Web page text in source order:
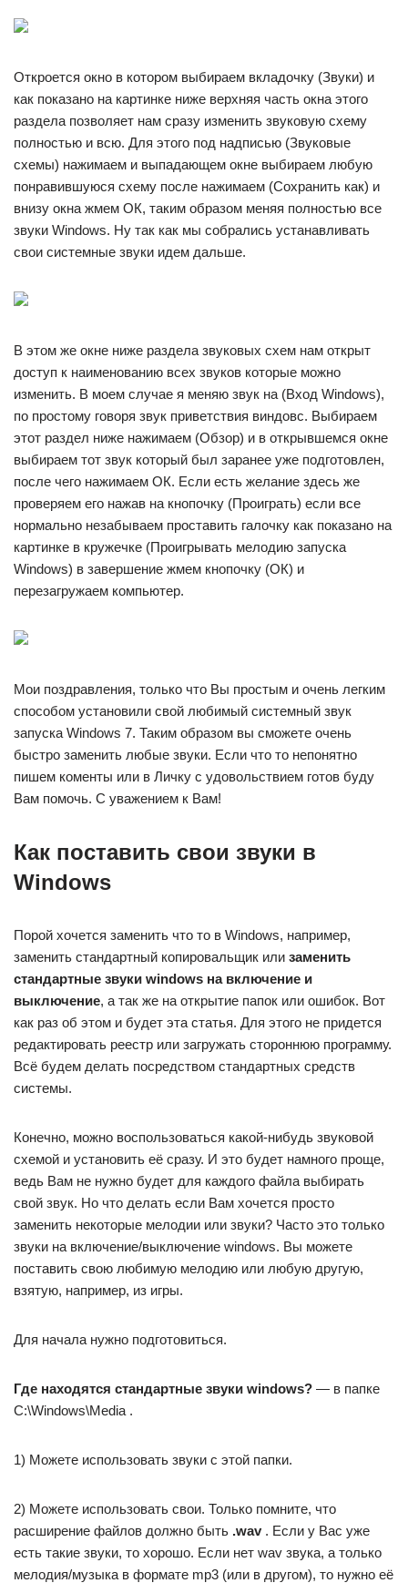
Откроется окно в котором выбираем вкладочку (Звуки) и
как показано на картинке ниже верхняя часть окна этого
раздела позволяет нам сразу изменить звуковую схему
полностью и всю. Для этого под надписью (Звуковые
схемы) нажимаем и выпадающем окне выбираем любую
понравившуюся схему после нажимаем (Сохранить как) и
внизу окна жмем ОК, таким образом меняя полностью все
звуки Windows. Ну так как мы собрались устанавливать
свои системные звуки идем дальше.
В этом же окне ниже раздела звуковых схем нам открыт
доступ к наименованию всех звуков которые можно
изменить. В моем случае я меняю звук на (Вход Windows),
по простому говоря звук приветствия виндовс. Выбираем
этот раздел ниже нажимаем (Обзор) и в открывшемся окне
выбираем тот звук который был заранее уже подготовлен,
после чего нажимаем ОК. Если есть желание здесь же
проверяем его нажав на кнопочку (Проиграть) если все
нормально незабываем проставить галочку как показано на
картинке в кружечке (Проигрывать мелодию запуска
Windows) в завершение жмем кнопочку (ОК) и
перезагружаем компьютер.
Мои поздравления, только что Вы простым и очень легким
способом установили свой любимый системный звук
запуска Windows 7. Таким образом вы сможете очень
быстро заменить любые звуки. Если что то непонятно
пишем коменты или в Личку с удовольствием готов буду
Вам помочь. С уважением к Вам!
Как поставить свои звуки в
Windows
Порой хочется заменить что то в Windows, например,
заменить стандартный копировальщик или заменить
стандартные звуки windows на включение и
выключение, а так же на открытие папок или ошибок. Вот
как раз об этом и будет эта статья. Для этого не придется
редактировать реестр или загружать стороннюю программу.
Всё будем делать посредством стандартных средств
системы.
Конечно, можно воспользоваться какой-нибудь звуковой
схемой и установить её сразу. И это будет намного проще,
ведь Вам не нужно будет для каждого файла выбирать
свой звук. Но что делать если Вам хочется просто
заменить некоторые мелодии или звуки? Часто это только
звуки на включение/выключение windows. Вы можете
поставить свою любимую мелодию или любую другую,
взятую, например, из игры.
Для начала нужно подготовиться.
Где находятся стандартные звуки windows? — в папке
C:\Windows\Media .
1) Можете использовать звуки с этой папки.
2) Можете использовать свои. Только помните, что
расширение файлов должно быть .wav . Если у Вас уже
есть такие звуки, то хорошо. Если нет wav звука, а только
мелодия/музыка в формате mp3 (или в другом), то нужно её